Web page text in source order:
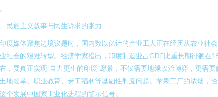
民族主义叙事与民生诉求的张力
度媒体聚焦边境议题时，国内数以亿计的产业工人正在经历从农业社
社会的艰难转型。经济学家指出，印度制造业占GDP比重长期徘徊在
，要真正实现"自力更生的印度"愿景，不仅需要地缘政治博弈，更需要
地改革、职业教育、劳工福利等基础性制度问题。苹果工厂的浓烟，
个发展中国家工业化进程的警示信号。